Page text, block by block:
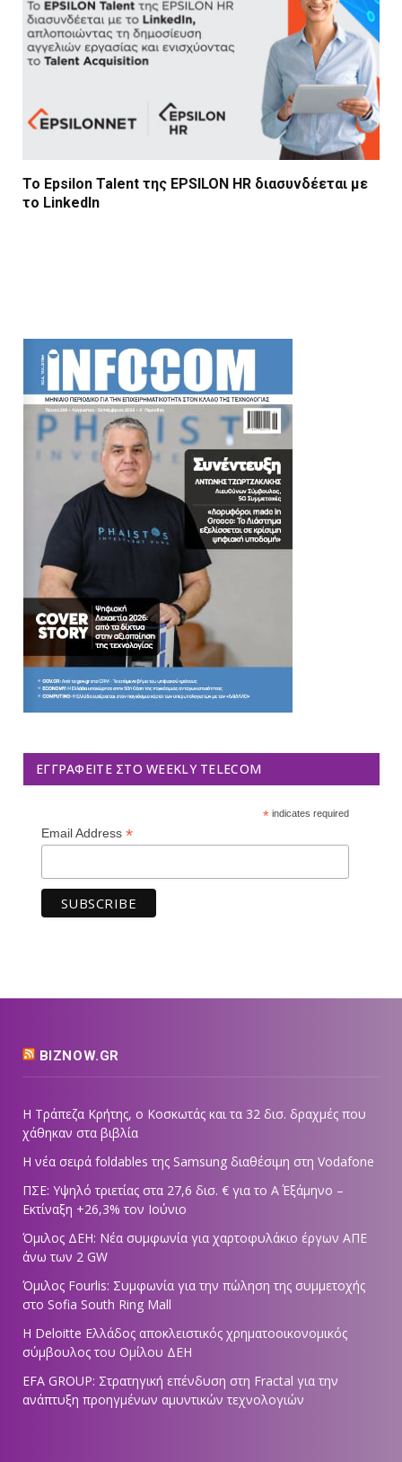
Το Epsilon Talent της EPSILON HR διασυνδέεται με
το LinkedIn
ΕΓΓΡΑΦΕΊΤΕ ΣΤΟ WEEKLY TELECOM
*indicates required
Email Address *
BIZNOW.GR
Η Τράπεζα Κρήτης, ο Κοσκωτάς και τα 32 δισ. δραχμές που
χάθηκαν στα βιβλία
Η νέα σειρά foldables της Samsung διαθέσιμη στη Vodafone
ΠΣΕ: Υψηλό τριετίας στα 27,6 δισ. € για το Α΄ Εξάμηνο –
Εκτίναξη +26,3% τον Ιούνιο
Όμιλος ΔΕΗ: Νέα συμφωνία για χαρτοφυλάκιο έργων ΑΠΕ
άνω των 2 GW
Όμιλος Fourlis: Συμφωνία για την πώληση της συμμετοχής
στο Sofia South Ring Mall
Η Deloitte Ελλάδος αποκλειστικός χρηματοοικονομικός
σύμβουλος του Ομίλου ΔΕΗ
EFA GROUP: Στρατηγική επένδυση στη Fractal για την
ανάπτυξη προηγμένων αμυντικών τεχνολογιών